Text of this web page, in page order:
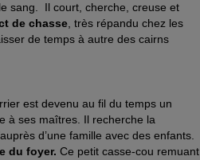
sang. Il court, cherche, creuse et
de chasse , très répandu chez les
de temps à autre des cairns
est devenu au fil du temps un
à ses maîtres. Il recherche la
d’une famille avec des enfants.
du foyer. Ce petit casse-cou remuant